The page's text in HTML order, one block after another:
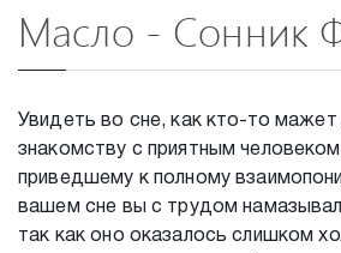
Масло - Сонник
Увидеть во сне, как кто-то
знакомству с приятным
приведшему к полному
вашем сне вы с трудом
так как оно оказалось слишком